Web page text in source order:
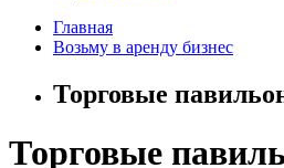
Главная
Возьму в аренду бизнес
Торговые
Торговые